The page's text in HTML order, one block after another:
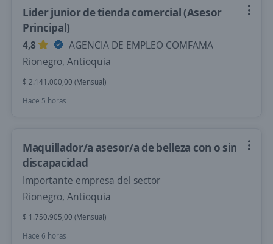
Lider junior de tienda comercial (Asesor
Principal)
4,8
AGENCIA DE EMPLEO COMFAMA
Rionegro, Antioquia
$ 2.141.000,00 (Mensual)
Hace 5 horas
Maquillador/a asesor/a de belleza con o sin
discapacidad
Importante empresa del sector
Rionegro, Antioquia
$ 1.750.905,00 (Mensual)
Hace 6 horas